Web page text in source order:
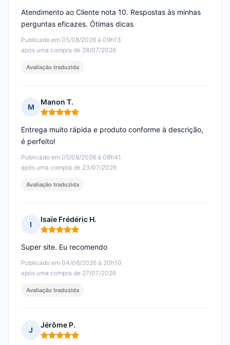
Publicado em 05/08/2026 à 09h13
após uma compra de 28/07/2026
Atendimento ao Cliente nota 10. Respostas às minhas
perguntas eficazes. Ótimas dicas
Avaliação traduzida
M
Manon T.
Nota: 5 em 5
Publicado em 05/08/2026 à 08h41
após uma compra de 23/07/2026
Entrega muito rápida e produto conforme à descrição,
é perfeito!
Avaliação traduzida
I
Isaïe Frédéric H.
Nota: 5 em 5
Publicado em 04/08/2026 à 20h10
após uma compra de 27/07/2026
Super site. Eu recomendo
Avaliação traduzida
J
Jérôme P.
Nota: 5 em 5